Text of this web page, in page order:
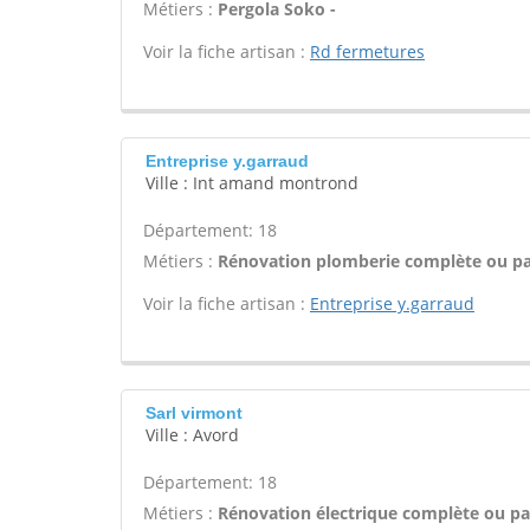
Métiers : Pergola Soko -
Voir la fiche artisan : Rd fermetures
Entreprise y.garraud
Ville : Int amand montrond
Département: 18
Métiers : Rénovation plomberie complète ou
Voir la fiche artisan : Entreprise y.garraud
Sarl virmont
Ville : Avord
Département: 18
Métiers : Rénovation électrique complète ou